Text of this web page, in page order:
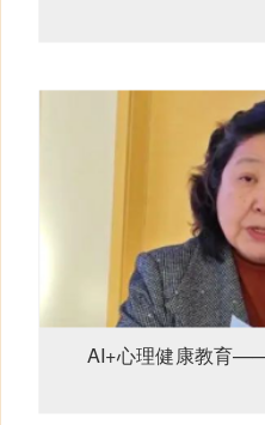
AI+心理健康教育